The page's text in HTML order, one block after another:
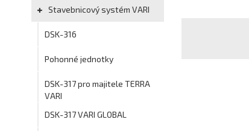
Stavebnicový systém VARI
DSK-316
Pohonné jednotky
DSK-317 pro majitele TERRA
VARI
DSK-317 VARI GLOBAL